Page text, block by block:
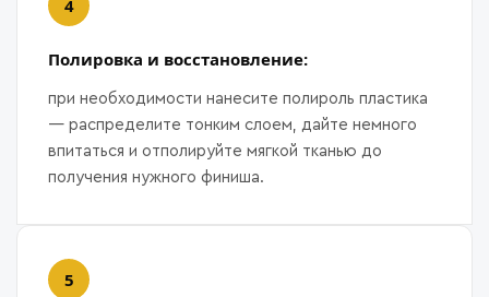
Полировка и восстановление:
при необходимости нанесите полироль пластика
— распределите тонким слоем, дайте немного
впитаться и отполируйте мягкой тканью до
получения нужного финиша.